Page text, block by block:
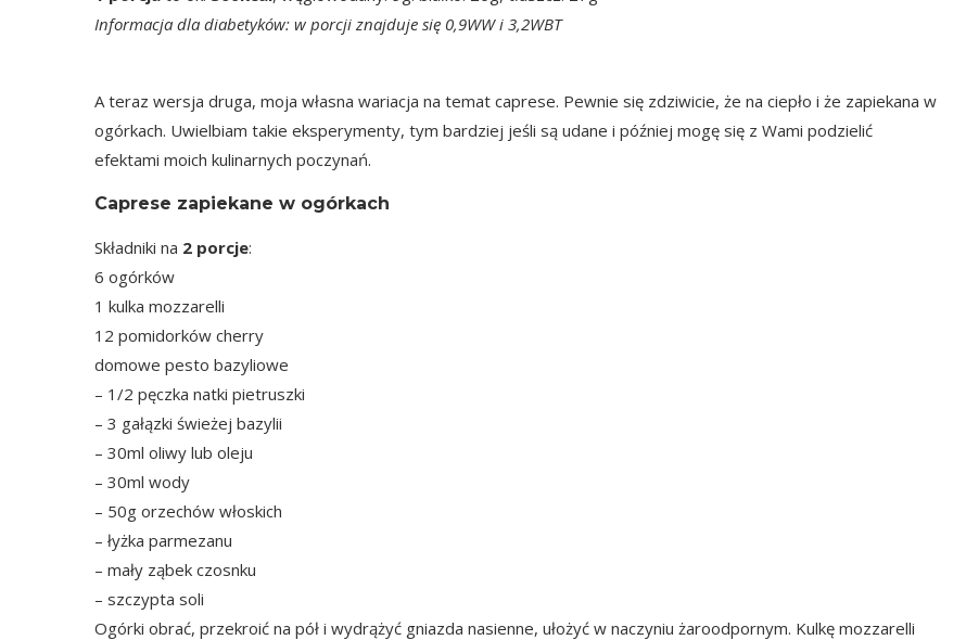
Informacja dla diabetyków: w porcji znajduje się 0,9WW i 3,2WBT
A teraz wersja druga, moja własna wariacja na temat caprese. Pewnie się zdziwicie, że na ciepło i że zapiekana w
ogórkach. Uwielbiam takie eksperymenty, tym bardziej jeśli są udane i później mogę się z Wami podzielić
efektami moich kulinarnych poczynań.
Caprese zapiekane w ogórkach
Składniki na 2 porcje:
6 ogórków
1 kulka mozzarelli
12 pomidorków cherry
domowe pesto bazyliowe
– 1/2 pęczka natki pietruszki
– 3 gałązki świeżej bazylii
– 30ml oliwy lub oleju
– 30ml wody
– 50g orzechów włoskich
– łyżka parmezanu
– mały ząbek czosnku
– szczypta soli
Ogórki obrać, przekroić na pół i wydrążyć gniazda nasienne, ułożyć w naczyniu żaroodpornym. Kulkę mozzarelli